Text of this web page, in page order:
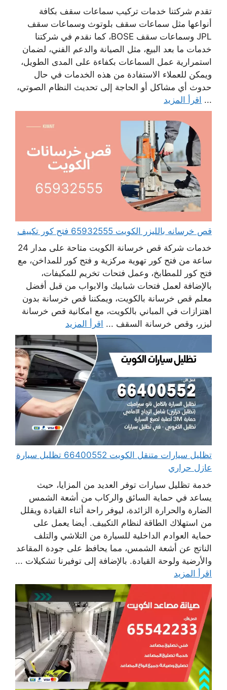
تقدم شركتنا خدمات تركيب سماعات سقف بكافة
أنواعها مثل سماعات سقف بلوتوث وسماعات سقف
JPL وسماعات سقف BOSE، كما نقدم في شركتنا
خدمات ما بعد البيع، مثل الصيانة والدعم الفني، لضمان
استمرارية عمل السماعات بكفاءة على المدى الطويل،
ويمكن للعملاء الاستفادة من هذه الخدمات في حال
حدوث أي مشاكل أو الحاجة إلى تحديث النظام الصوتي،
... اقرأ المزيد
قص خرسانه بالليزر الكويت 65932555 فتح كور تكييف
خدمات شركة قص خرسانة الكويت متاحة على مدار 24
ساعة من فتح كور تهوية مركزية و فتح كور للمداخن، مع
فتح كور للمطابخ، وعمل فتحات تخريم للمكيفات،
بالإضافة لعمل فتحات شبابيك والابواب من قبل أفضل
معلم قص خرسانة بالكويت، ويمكننا قص خرسانة بدون
اهتزازات في المباني بالكويت، مع امكانية قص خرسانة
ليزر، وقص خرسانة السقف ... اقرأ المزيد
تظليل سيارات متنقل الكويت 66400552 تظليل سيارة
عازل حراري
خدمة تظليل سيارات توفر العديد من المزايا، حيث
يساعد في حماية السائق والركاب من أشعة الشمس
الضارة والحرارة الزائدة، ليوفر راحة أثناء القيادة ويقلل
من استهلاك الطاقة لنظام التكييف. أيضا يعمل على
حماية العوادم الداخلية للسيارة من التلاشي والتلف
الناتج عن أشعة الشمس، مما يحافظ على جودة المقاعد
والأرضية ولوحة القيادة. بالإضافة إلى توفيرنا تشكيلات ...
اقرأ المزيد